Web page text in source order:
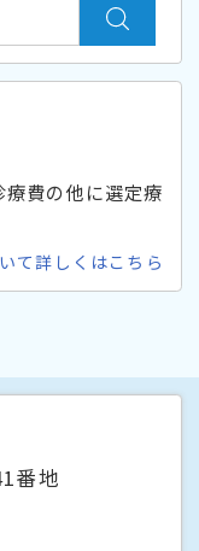
費の他に選定療
て詳しくはこちら
番地